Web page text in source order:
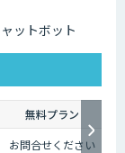
ットボット
無料プラン
お問合せください